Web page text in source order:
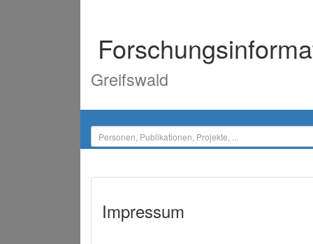
Greifswald
Impressum